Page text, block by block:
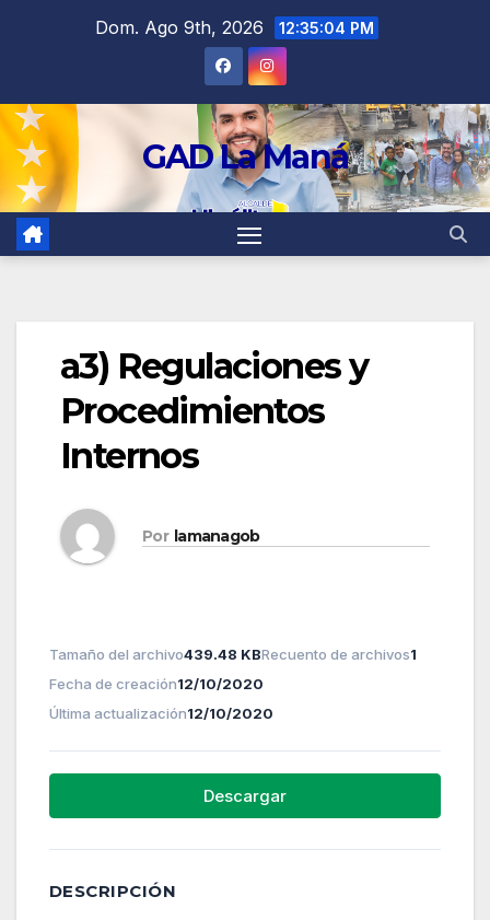
Dom. Ago 9th, 2026 12:35:04 PM
GAD La Maná
a3) Regulaciones y
Procedimientos
Internos
Por lamanagob
Tamaño del archivo439.48 KBRecuento de archivos1
Fecha de creación12/10/2020
Última actualización12/10/2020
Descargar
DESCRIPCIÓN